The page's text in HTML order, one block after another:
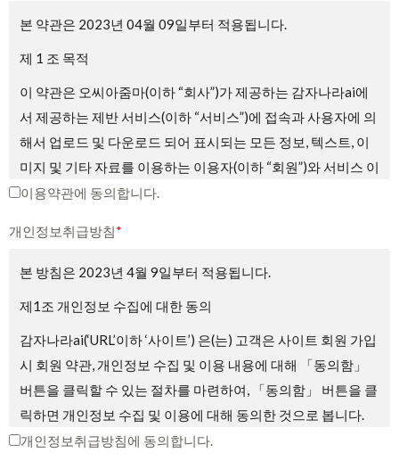
본 약관은 2023년 04월 09일부터 적용됩니다.
제 1 조 목적
이 약관은 오씨아줌마(이하 “회사”)가 제공하는 감자나라ai에
서 제공하는 제반 서비스(이하 “서비스”)에 접속과 사용자에 의
해서 업로드 및 다운로드 되어 표시되는 모든 정보, 텍스트, 이
미지 및 기타 자료를 이용하는 이용자(이하 “회원”)와 서비스 이
용에 관한 권리 및 의무와 책임사항, 기타 필요한 사항을 규정
① 회사는 서비스의 가입 과정에 본 약관을 게시합니다.
② 회사는 관련법에 위배되지 않는 범위에서 본 약관을 변경할
수 있습니다.
③ 회원은 회사가 전항에 따라 변경하는 약관에 동의하지 않을
권리가 있으며, 이 경우 회원은 회사에서 제공하는 서비스 이용
중단 및 탈퇴 의사를 표시하고 서비스 이용 종료를 요청할 수
있습니다. 다만, 회사가 회원에게 변경된 약관의 내용을 통보하
이용약관에 동의합니다.
개인정보취급방침*
본 방침은 2023년 4월 9일부터 적용됩니다.
제1조 개인정보 수집에 대한 동의
감자나라ai(‘URL’이하 ‘사이트’) 은(는) 고객은 사이트 회원 가입
시 회원 약관, 개인정보 수집 및 이용 내용에 대해 「동의함」
버튼을 클릭할 수 있는 절차를 마련하여, 「동의함」 버튼을 클
릭하면 개인정보 수집 및 이용에 대해 동의한 것으로 봅니다.
제2조 개인정보의 수집 항목 및 이용 목적
개인정보취급방침에 동의합니다.